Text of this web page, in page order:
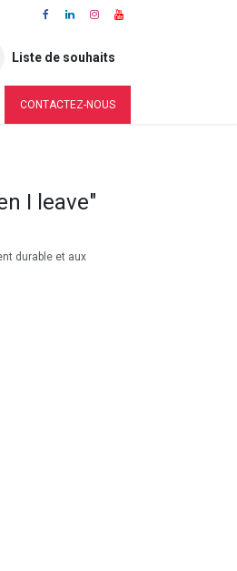
Liste de souhaits
CONTACTEZ-NOUS
I leave"
durable et aux